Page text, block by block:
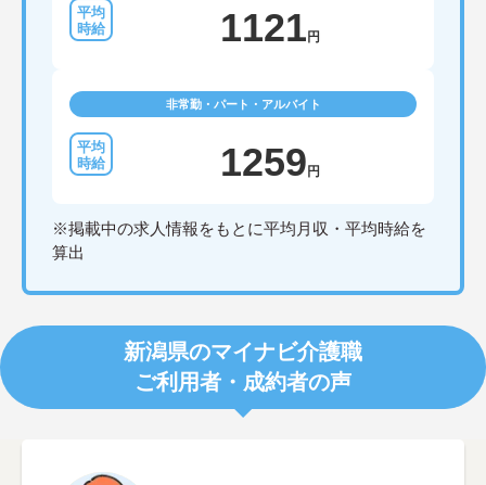
1121 円
非常勤・パート・アルバイト
1259 円
※掲載中の求人情報をもとに平均月収・平均時給を
算出
新潟県のマイナビ介護職
ご利用者・成約者の声